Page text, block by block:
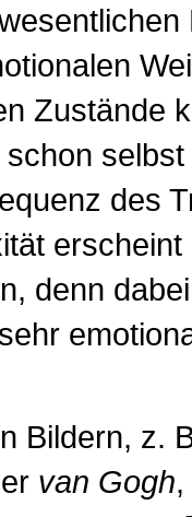
Zustände
des
erscheint
denn
Bildern, z.
van Gogh